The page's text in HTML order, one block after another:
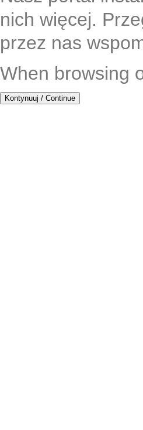
nich więcej.
przez nas
When browsing